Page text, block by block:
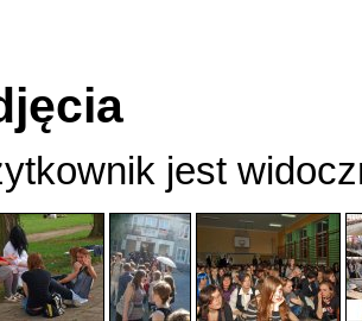
jest